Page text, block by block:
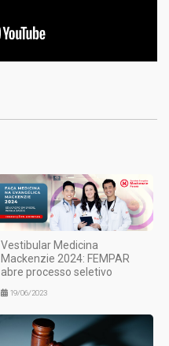
Vestibular Medicina
Mackenzie 2024: FEMPAR
abre processo seletivo
19/06/2023